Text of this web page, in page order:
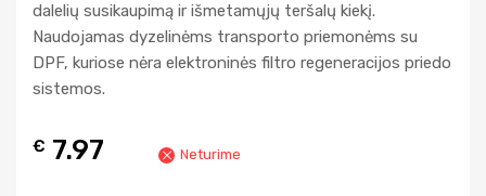
dalelių susikaupimą ir išmetamųjų teršalų kiekį.
Naudojamas dyzelinėms transporto priemonėms su
DPF, kuriose nėra elektroninės filtro regeneracijos priedo
sistemos.
€ 7.97 Neturime